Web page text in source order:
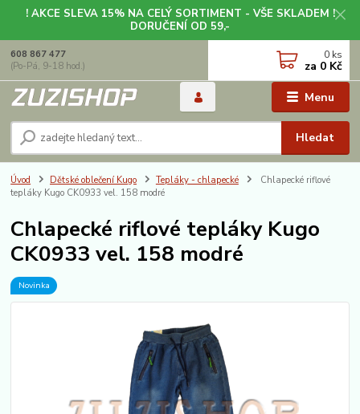
! AKCE SLEVA 15% NA CELÝ SORTIMENT - VŠE SKLADEM !
DORUČENÍ OD 59,-
Menu
Hledat
608 867 477
(Po-Pá, 9-18 hod.)
0 ks
za 0 Kč
Úvod Dětské oblečení Kugo Tepláky - chlapecké
Chlapecké riflové
tepláky Kugo CK0933 vel. 158 modré
Chlapecké riflové tepláky Kugo
CK0933 vel. 158 modré
Novinka